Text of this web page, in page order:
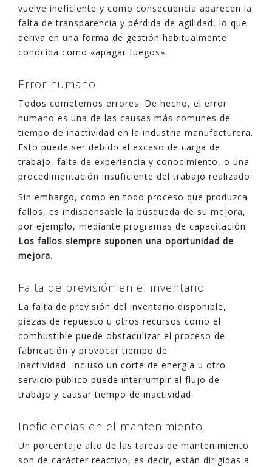
vuelve ineficiente y como consecuencia aparecen la
falta de transparencia y pérdida de agilidad, lo que
deriva en una forma de gestión habitualmente
conocida como «apagar fuegos».
Error humano
Todos cometemos errores. De hecho, el error
humano es una de las causas más comunes de
tiempo de inactividad en la industria manufacturera.
Esto puede ser debido al exceso de carga de
trabajo, falta de experiencia y conocimiento, o una
procedimentación insuficiente del trabajo realizado.
Sin embargo, como en todo proceso que produzca
fallos, es indispensable la búsqueda de su mejora,
por ejemplo, mediante programas de capacitación.
Los fallos siempre suponen una oportunidad de
mejora.
Falta de previsión en el inventario
La falta de previsión del inventario disponible,
piezas de repuesto u otros recursos como el
combustible puede obstaculizar el proceso de
fabricación y provocar tiempo de
inactividad. Incluso un corte de energía u otro
servicio público puede interrumpir el flujo de
trabajo y causar tiempo de inactividad.
Ineficiencias en el mantenimiento
Un porcentaje alto de las tareas de mantenimiento
son de carácter reactivo, es decir, están dirigidas a